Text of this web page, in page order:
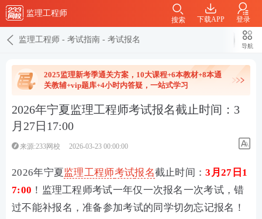
监理工程师
下载APP 登录
搜索
监理工程师 - 考试指南 - 考试报名
导航
2025监理新考季通关方案，10大课程+6本教材+8本通
关教辅+vip题库+4小时内答疑，一站式学习
2026年宁夏监理工程师考试报名截止时间：3
月27日17:00
来源:233网校 2026-03-23 00:00:00
2026年宁夏监理工程师考试报名截止时间：3月27日1
7:00 ！监理工程师考试一年仅一次报名一次考试，错
过不能补报名，准备参加考试的同学切勿忘记报名！